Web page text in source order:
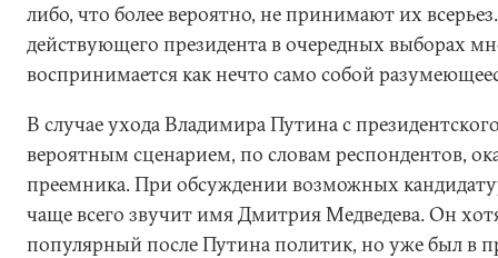
либо, что более вероятно, не принимают их
действующего президента в очередных выборах
воспринимается как нечто само собой
В случае ухода Владимира Путина с
вероятным сценарием, по словам респондентов,
преемника. При обсуждении возможных
чаще всего звучит имя Дмитрия Медведева. Он
популярный после Путина политик, но уже был в